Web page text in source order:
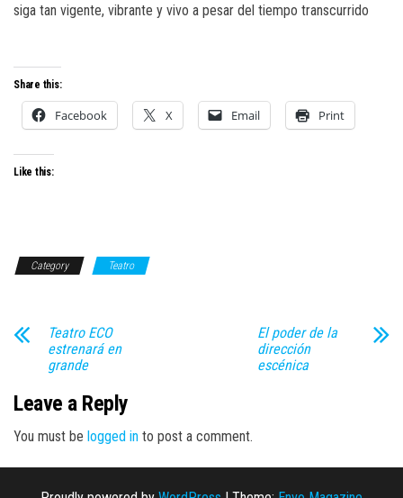
siga tan vigente, vibrante y vivo a pesar del tiempo transcurrido
Share this:
Facebook X Email Print
Like this:
Category Teatro
Teatro ECO
estrenará en
grande
El poder de la
dirección
escénica
Leave a Reply
You must be logged in to post a comment.